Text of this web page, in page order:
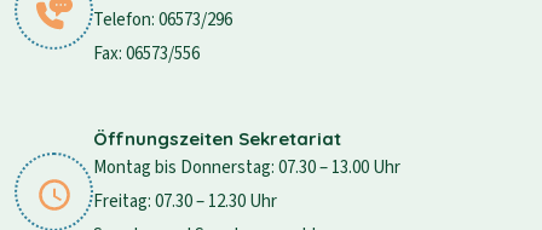
Telefon: 06573/296
Fax: 06573/556
Öffnungszeiten Sekretariat
Montag bis Donnerstag: 07.30 – 13.00 Uhr
Freitag: 07.30 – 12.30 Uhr